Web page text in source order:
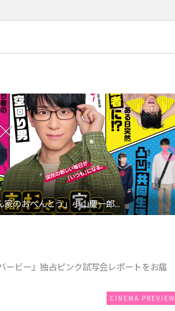
家のおべんとう」小山慶一郎...
ビー』独占ピンク試写会レポートをお届
CINEMA PREVIEW